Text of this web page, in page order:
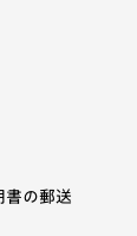
の郵送